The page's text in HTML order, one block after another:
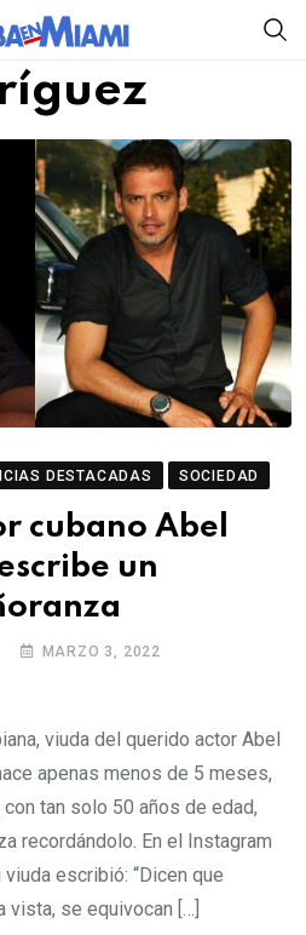
DESTACADAS SOCIEDAD
cubano Abel
un
MARZO 3, 2022
viuda del querido actor Abel
apenas menos de 5 meses,
tan solo 50 años de edad,
recordándolo. En el Instagram
escribió: “Dicen que
vista, se equivocan […]